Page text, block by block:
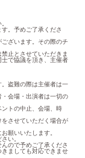
。予めご了承くださ
ざいます。その際のチ
止とさせていただきま
で協議を頂き、主催者
盗難の際は主催者は一
会場・出演者は一切の
トの中止、会場、時
させていただく場合が
願いいたします。
い。
ので予めご了承くださ
ましても対応できませ